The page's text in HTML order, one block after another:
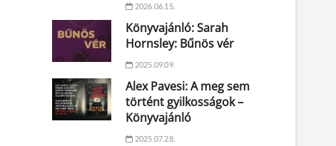
2026.06.15.
Könyvajánló: Sarah
Hornsley: Bűnös vér
2025.09.09.
Alex Pavesi: A meg sem
történt gyilkosságok –
Könyvajánló
2025.07.28.